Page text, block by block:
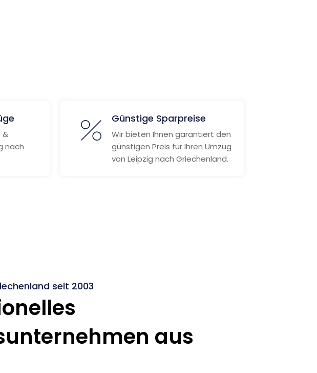
&
nach
Günstige Sparpreise
Wir bieten Ihnen garantiert den
günstigen Preis für Ihren Umzug
von Leipzig nach Griechenland.
seit 2003
aus